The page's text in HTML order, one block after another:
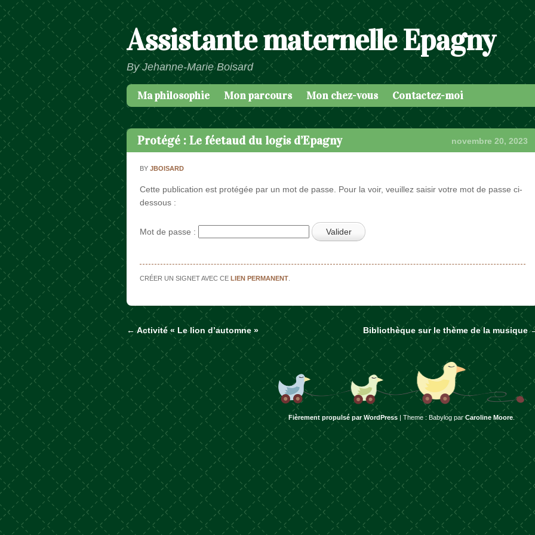
Assistante maternelle Epagny
By Jehanne-Marie Boisard
Menu
Passer au contenu
Ma philosophie Mon parcours Mon chez-vous Contactez-moi
Protégé : Le féetaud du logis d’Epagny novembre 20, 2023
BYJBOISARD
Cette publication est protégée par un mot de passe. Pour la voir, veuillez saisir votre mot de passe ci-
dessous :
Mot de passe :
CRÉER UN SIGNET AVEC CELIEN PERMANENT
Naviguer dans les articles
←Activité « Le lion d’automne » Bibliothèque sur le thème de la musique
Fièrement propulsé par WordPress Theme : Babylog parCaroline Moore.